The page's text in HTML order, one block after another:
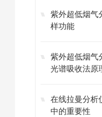
紫外超低烟气
样功能
紫外超低烟气
光谱吸收法原
在线拉曼分析
中的重要性